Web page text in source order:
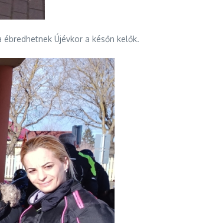
Újévkor a későn kelők.